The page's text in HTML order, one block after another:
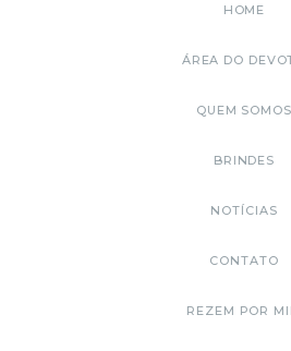
HOME
ÁREA DO
QUEM SOMOS
BRINDES
NOTÍCIAS
CONTATO
REZEM POR